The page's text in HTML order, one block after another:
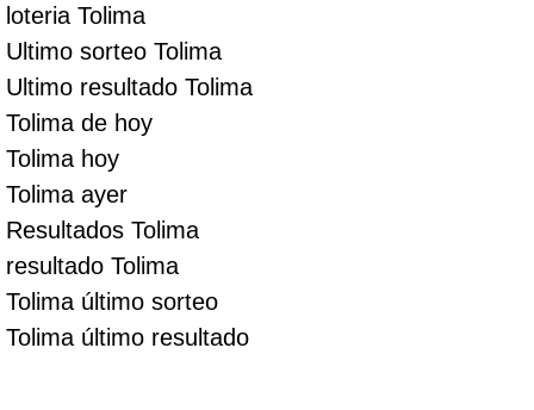
loteria Tolima
Ultimo sorteo Tolima
Ultimo resultado Tolima
Tolima de hoy
Tolima hoy
Tolima ayer
Resultados Tolima
resultado Tolima
Tolima último sorteo
Tolima último resultado